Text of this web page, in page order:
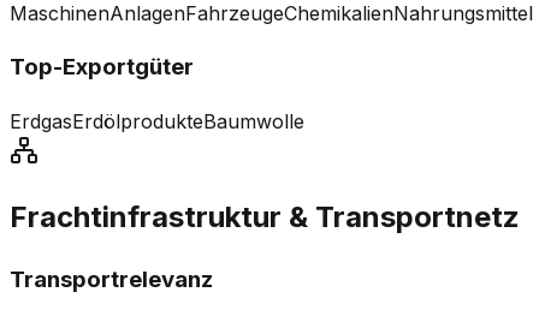
MaschinenAnlagenFahrzeugeChemikalienNahrungsmittel
Top-Exportgüter
ErdgasErdölprodukteBaumwolle
Frachtinfrastruktur & Transportnetz
Transportrelevanz